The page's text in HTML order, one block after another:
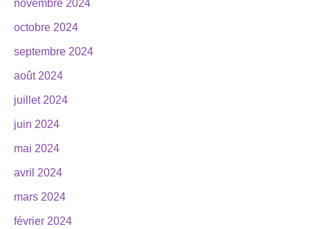
novembre 2024
octobre 2024
septembre 2024
août 2024
juillet 2024
juin 2024
mai 2024
avril 2024
mars 2024
février 2024